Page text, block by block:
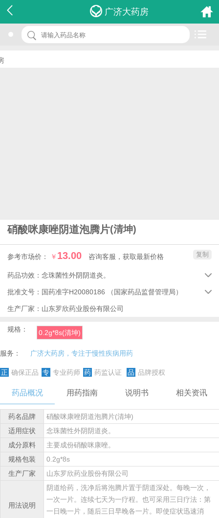
广济大药房
硝酸咪康唑阴道泡腾片(清坤)
参考市场价： ￥ 13.00 咨询客服，获取最新价格
名 称：硝酸咪康唑阴道泡腾片
品 牌：(清坤)
复制
药品功效： 念珠菌性外阴阴道炎。 
批准文号： 国药准字H20080186 （国家药品监督管理局） 
生产厂家： 山东罗欣药业股份有限公司
规格： 0.2g*8s(清坤)
服务： 广济大药房，专注于慢性疾病用药
正 确保正品 专 专业药师 药 药监认证 品 品牌授权
药品概况 用药指南 说明书 相关资讯
药名品牌
硝酸咪康唑阴道泡腾片(清坤)
适用症状
念珠菌性外阴阴道炎。
成分原料
主要成份硝酸咪康唑。
规格包装
0.2g*8s
生产厂家
山东罗欣药业股份有限公司
用法说明
阴道给药，洗净后将泡腾片置于阴道深处。每晚一次，
一次一片。连续七天为一疗程。也可采用三日疗法：第
一日晚一片，随后三日早晚各一片。即使症状迅速消